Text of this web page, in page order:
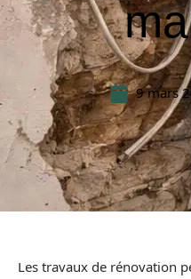
9 mars
Les travaux de rénovation